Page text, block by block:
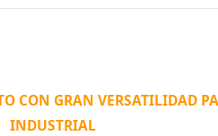
CON GRAN VERSATILIDAD
INDUSTRIAL